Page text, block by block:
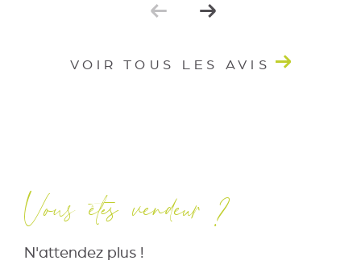
VOIR TOUS LES AVIS
Vous êtes vendeur ?
N'attendez plus !